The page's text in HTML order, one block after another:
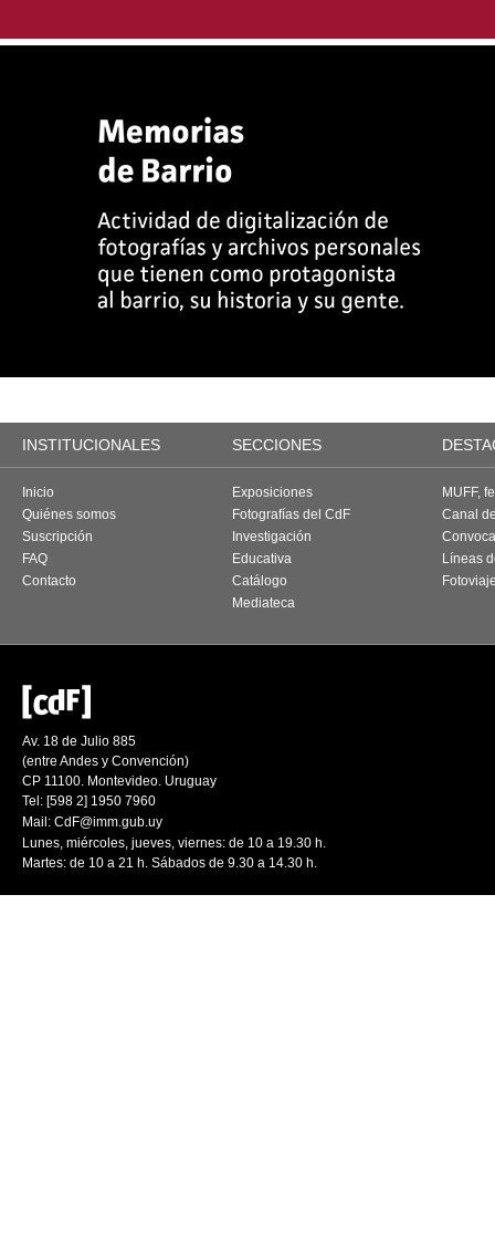
INSTITUCIONALES SECCIONES
Inicio
Quiénes somos
Suscripción
FAQ
Contacto
Exposiciones
Fotografías del CdF
Investigación
Educativa
Catálogo
Mediateca
MUFF,
Canal
Líneas
Av. 18 de Julio 885
(entre Andes y Convención)
CP 11100. Montevideo. Uruguay
Tel: [598 2] 1950 7960
Mail: CdF@imm.gub.uy
Lunes, miércoles, jueves, viernes: de 10 a 19.30 h.
Martes: de 10 a 21 h. Sábados de 9.30 a 14.30 h.